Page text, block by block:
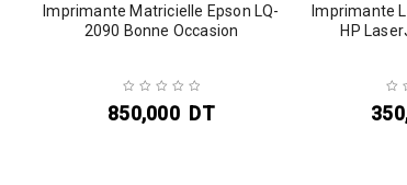
Imprimante Matricielle Epson LQ-
2090 Bonne Occasion
850,000 DT
Imprimante
HP